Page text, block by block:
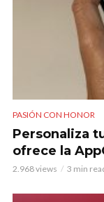
PASIÓN CON HONOR
Personaliza
ofrece la
2.968 views 3 min